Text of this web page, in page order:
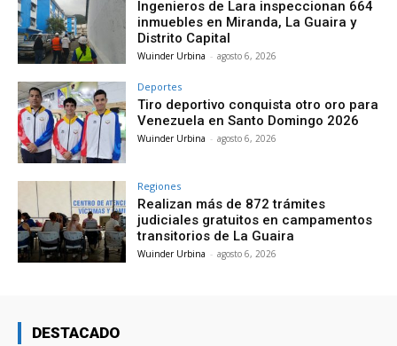
Ingenieros de Lara inspeccionan 664
inmuebles en Miranda, La Guaira y
Distrito Capital
Wuinder Urbina - agosto 6, 2026
Deportes
Tiro deportivo conquista otro oro para
Venezuela en Santo Domingo 2026
Wuinder Urbina - agosto 6, 2026
Regiones
Realizan más de 872 trámites
judiciales gratuitos en campamentos
transitorios de La Guaira
Wuinder Urbina - agosto 6, 2026
DESTACADO